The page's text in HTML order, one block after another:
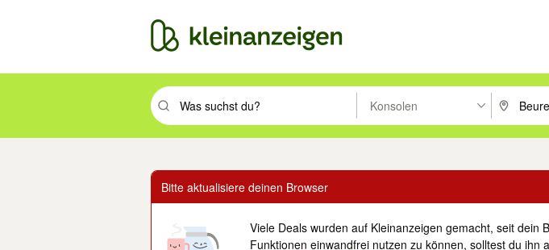
Suchbegriff eingeben. Eingabetaste drücken um zu suchen, oder
Konsolen PLZ
Bitte aktualisiere deinen Browser
Viele Deals wurden auf Kleinanzeigen gemacht, seit
Funktionen einwandfrei nutzen zu können, solltest du ihn